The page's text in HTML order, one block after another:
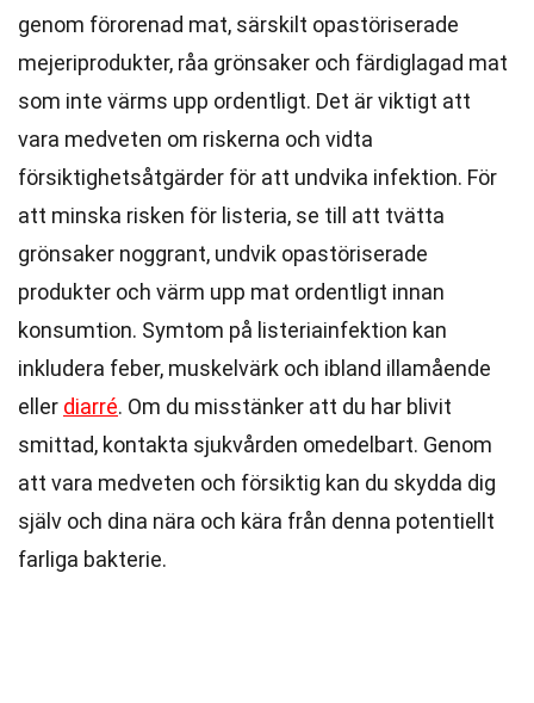
genom förorenad mat, särskilt opastöriserade
mejeriprodukter, råa grönsaker och färdiglagad mat
som inte värms upp ordentligt. Det är viktigt att
vara medveten om riskerna och vidta
försiktighetsåtgärder för att undvika infektion. För
att minska risken för listeria, se till att tvätta
grönsaker noggrant, undvik opastöriserade
produkter och värm upp mat ordentligt innan
konsumtion. Symtom på listeriainfektion kan
inkludera feber, muskelvärk och ibland illamående
eller diarré. Om du misstänker att du har blivit
smittad, kontakta sjukvården omedelbart. Genom
att vara medveten och försiktig kan du skydda dig
själv och dina nära och kära från denna potentiellt
farliga bakterie.